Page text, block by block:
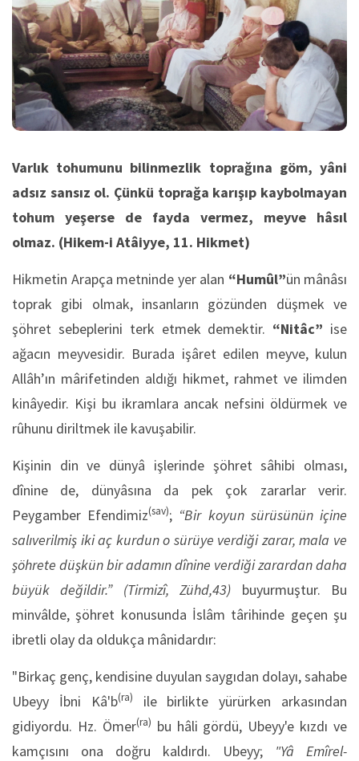
Varlık tohumunu bilinmezlik toprağına göm, yâni
adsız sansız ol. Çünkü toprağa karışıp kaybolmayan
tohum yeşerse de fayda vermez, meyve hâsıl
olmaz. (Hikem-i Atâiyye, 11. Hikmet)
Hikmetin Arapça metninde yer alan “Humûl”ün mânâsı
toprak gibi olmak, insanların gözünden düşmek ve
şöhret sebeplerini terk etmek demektir. “Nitâc” ise
ağacın meyvesidir. Burada işâret edilen meyve, kulun
Allâh’ın mârifetinden aldığı hikmet, rahmet ve ilimden
kinâyedir. Kişi bu ikramlara ancak nefsini öldürmek ve
rûhunu diriltmek ile kavuşabilir.
Kişinin din ve dünyâ işlerinde şöhret sâhibi olması,
dînine de, dünyâsına da pek çok zararlar verir.
Peygamber Efendimiz(sav); “Bir koyun sürüsünün içine
salıverilmiş iki aç kurdun o sürüye verdiği zarar, mala ve
şöhrete düşkün bir adamın dînine verdiği zarardan daha
büyük değildir.” (Tirmizî, Zühd,43) buyurmuştur. Bu
minvâlde, şöhret konusunda İslâm târihinde geçen şu
ibretli olay da oldukça mânidardır:
"Birkaç genç, kendisine duyulan saygıdan dolayı, sahabe
Ubeyy İbni Kâ'b(ra)
ile birlikte yürürken arkasından
gidiyordu. Hz. Ömer(ra) bu hâli gördü, Ubeyy'e kızdı ve
kamçısını ona doğru kaldırdı. Ubeyy; "Yâ Emîrel-